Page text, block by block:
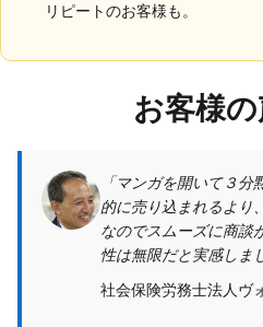
リピートのお客様も。
お客様
「マンガを開いて３
的に売り込まれるより
なのでスムーズに商談
性は無限だと実感しま
社会保険労務士法人